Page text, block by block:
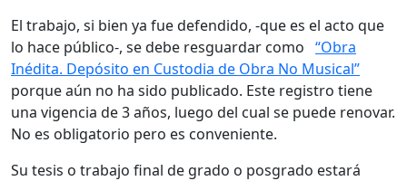
El trabajo, si bien ya fue defendido, -que es el acto que
lo hace público-, se debe resguardar como “Obra
Inédita. Depósito en Custodia de Obra No Musical”
porque aún no ha sido publicado. Este registro tiene
una vigencia de 3 años, luego del cual se puede renovar.
No es obligatorio pero es conveniente.
Su tesis o trabajo final de grado o posgrado estará